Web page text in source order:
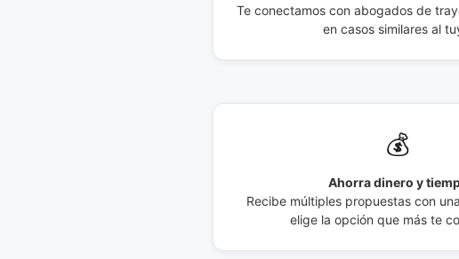
Te conectamos con abogados de
en casos similares al
💰
Ahorra dinero y
Recibe múltiples propuestas con
elige la opción que más te